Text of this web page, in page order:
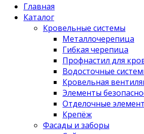
Главная
Каталог
Кровельные системы
Металлочерепица
Гибкая черепица
Профнастил для
Водосточные
Кровельная
Элементы
Отделочные
Крепёж
Фасады и заборы